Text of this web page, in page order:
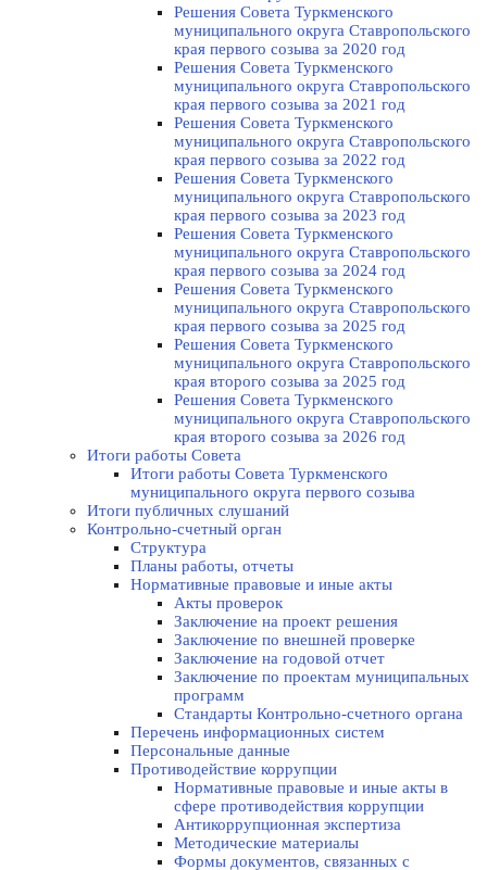
Решения Совета Туркменского
муниципального округа Ставропольского
края первого созыва за 2020 год
Решения Совета Туркменского
муниципального округа Ставропольского
края первого созыва за 2021 год
Решения Совета Туркменского
муниципального округа Ставропольского
края первого созыва за 2022 год
Решения Совета Туркменского
муниципального округа Ставропольского
края первого созыва за 2023 год
Решения Совета Туркменского
муниципального округа Ставропольского
края первого созыва за 2024 год
Решения Совета Туркменского
муниципального округа Ставропольского
края первого созыва за 2025 год
Решения Совета Туркменского
муниципального округа Ставропольского
края второго созыва за 2025 год
Решения Совета Туркменского
муниципального округа Ставропольского
края второго созыва за 2026 год
Итоги работы Совета
Итоги работы Совета Туркменского
муниципального округа первого созыва
Итоги публичных слушаний
Контрольно-счетный орган
Структура
Планы работы, отчеты
Нормативные правовые и иные акты
Акты проверок
Заключение на проект решения
Заключение по внешней проверке
Заключение на годовой отчет
Заключение по проектам муниципальных
программ
Стандарты Контрольно-счетного органа
Перечень информационных систем
Персональные данные
Противодействие коррупции
Нормативные правовые и иные акты в
сфере противодействия коррупции
Антикоррупционная экспертиза
Методические материалы
Формы документов, связанных с